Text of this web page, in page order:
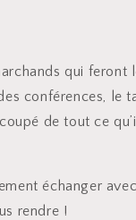
qui feront
conférences, le
de tout ce
échanger
rendre !